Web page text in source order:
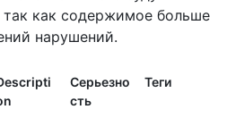
как содержимое больше
нарушений.
Серьезно
сть
Теги